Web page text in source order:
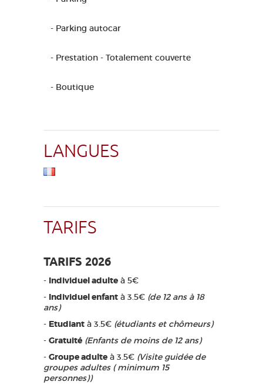
- Parking autocar
- Prestation - Totalement couverte
- Boutique
LANGUES
TARIFS
TARIFS 2026
- Individuel adulte à 5€
- Individuel enfant à 3.5€ (de 12 ans à 18
ans)
- Etudiant à 3.5€ (étudiants et chômeurs)
- Gratuité (Enfants de moins de 12 ans)
- Groupe adulte à 3.5€ (Visite guidée de
groupes adultes ( minimum 15
personnes))